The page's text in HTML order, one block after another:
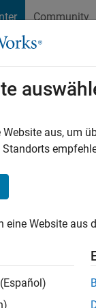
Community
Size
The
Website aus, um
Standorts
eine Website aus
(Español)